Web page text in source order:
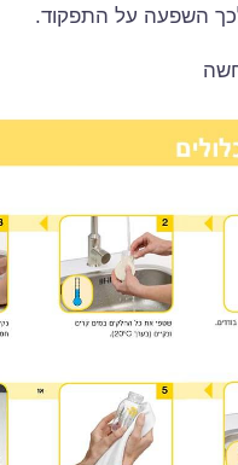
השפעה על התפקוד.